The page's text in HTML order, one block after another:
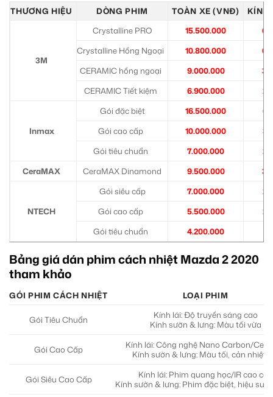
THƯƠNG HIỆU DÒNG PHIM TOÀN XE (VNĐ) KÍNH
3M
Crystalline PRO 15.500.000
Crystalline Hồng Ngoại
10.800.000
CERAMIC hồng ngoại
9.000.000
CERAMIC Tiết kiệm
6.900.000
Inmax
Gói đặc biệt 16.500.000
Gói cao cấp
10.000.000
Gói tiêu chuẩn
7.000.000
CeraMAX
CeraMAX Dinamond 9.500.000
NTECH
Gói siêu cấp 7.000.000
Gói cao cấp
5.500.000
Gói tiêu chuẩn
4.200.000
Bảng giá dán phim cách nhiệt Mazda 2 2020
tham khảo
GÓI PHIM CÁCH NHIỆT LOẠI PHIM
Gói Tiêu Chuẩn
Kính lái: Độ truyền sáng cao
Kính sườn & lưng: Màu tối vừa
Gói Cao Cấp
Kính lái: Công nghệ Nano Carbon/
Kính sườn & lưng: Màu tối, cản nhiệt
Gói Siêu Cao Cấp
Kính lái: Phim quang học/IR cao cấp
Kính sườn & lưng: Phim đặc biệt, hiệu